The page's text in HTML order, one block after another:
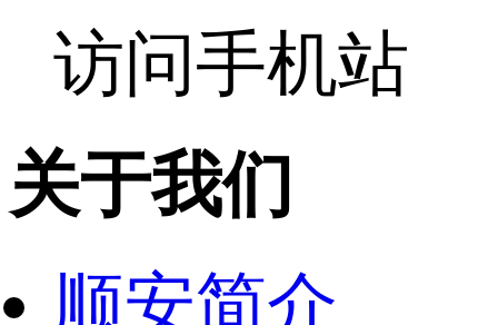
访问手机站
关于我们
顺安简介